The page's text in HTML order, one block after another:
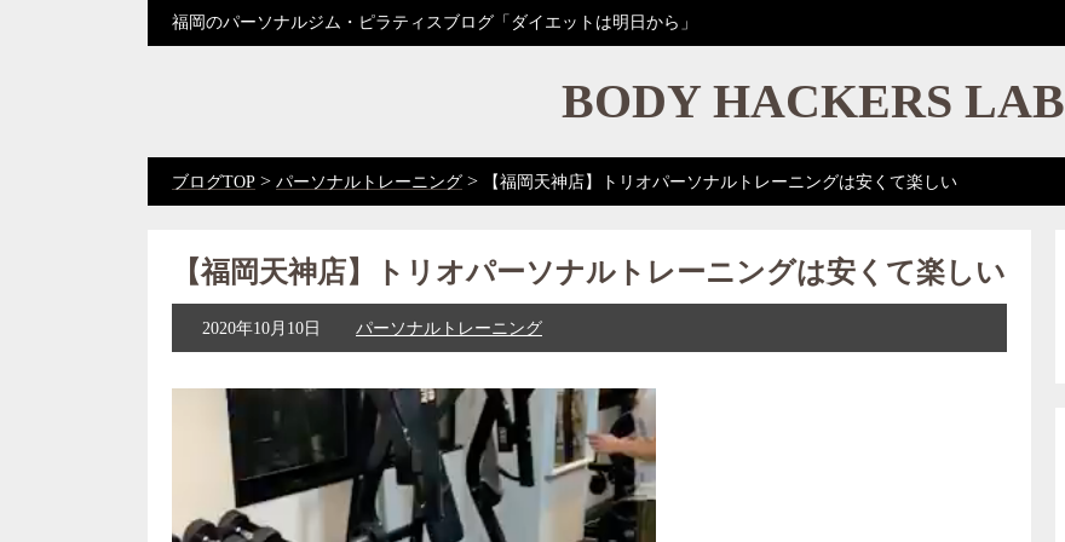
福岡のパーソナルジム・ピラティスブログ「ダイエットは明日から」
BODY HACKERS LAB
ブログTOP > パーソナルトレーニング > 【福岡天神店】トリオパーソナルトレーニングは安くて楽しい
【福岡天神店】トリオパーソナルトレーニングは安くて楽しい
2020年10月10日 パーソナルトレーニング
ヤ